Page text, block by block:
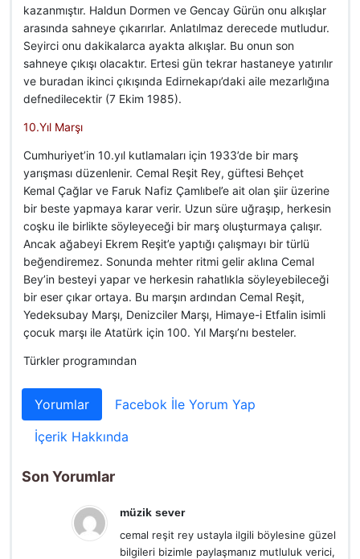
kazanmıştır. Haldun Dormen ve Gencay Gürün onu alkışlar
arasında sahneye çıkarırlar. Anlatılmaz derecede mutludur.
Seyirci onu dakikalarca ayakta alkışlar. Bu onun son
sahneye çıkışı olacaktır. Ertesi gün tekrar hastaneye yatırılır
ve buradan ikinci çıkışında Edirnekapı’daki aile mezarlığına
defnedilecektir (7 Ekim 1985).
10.Yıl Marşı
Cumhuriyet’in 10.yıl kutlamaları için 1933’de bir marş
yarışması düzenlenir. Cemal Reşit Rey, güftesi Behçet
Kemal Çağlar ve Faruk Nafiz Çamlıbel’e ait olan şiir üzerine
bir beste yapmaya karar verir. Uzun süre uğraşıp, herkesin
coşku ile birlikte söyleyeceği bir marş oluşturmaya çalışır.
Ancak ağabeyi Ekrem Reşit’e yaptığı çalışmayı bir türlü
beğendiremez. Sonunda mehter ritmi gelir aklına Cemal
Bey’in besteyi yapar ve herkesin rahatlıkla söyleyebileceği
bir eser çıkar ortaya. Bu marşın ardından Cemal Reşit,
Yedeksubay Marşı, Denizciler Marşı, Himaye-i Etfalin isimli
çocuk marşı ile Atatürk için 100. Yıl Marşı’nı besteler.
Türkler programından
Yorumlar
Facebok İle Yorum Yap
İçerik Hakkında
Son Yorumlar
müzik sever
cemal reşit rey ustayla ilgili böylesine güzel
bilgileri bizimle paylaşmanız mutluluk verici,